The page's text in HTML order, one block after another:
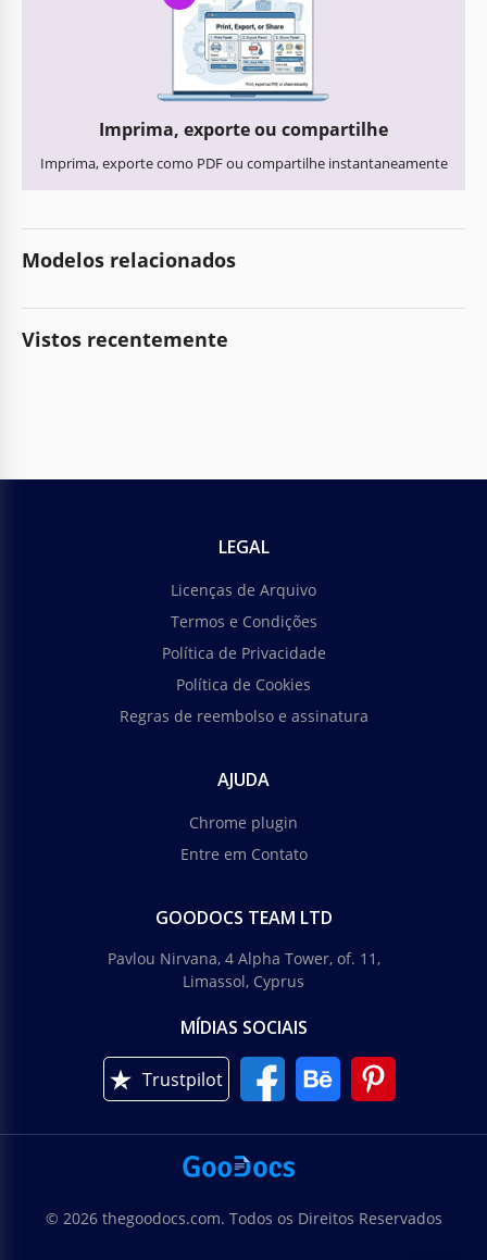
Imprima, exporte ou compartilhe
Imprima, exporte como PDF ou compartilhe instantaneamente
Modelos relacionados
Vistos recentemente
LEGAL
Licenças de Arquivo
Termos e Condições
Política de Privacidade
Política de Cookies
Regras de reembolso e assinatura
AJUDA
Chrome plugin
Entre em Contato
GOODOCS TEAM LTD
Pavlou Nirvana, 4 Alpha Tower, of. 11,
Limassol, Cyprus
MÍDIAS SOCIAIS
Trustpilot
© 2026 thegoodocs.com. Todos os Direitos Reservados